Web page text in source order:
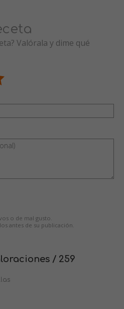
Valórala y dime qué
o de mal gusto.
antes de su publicación.
/ 259